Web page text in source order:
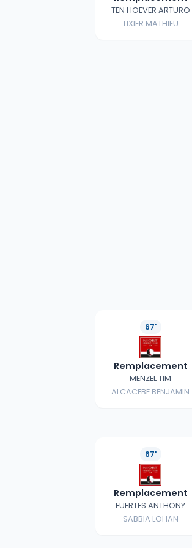
TEN HOEVER ARTURO
TIXIER MATHIEU
67'
Remplacement
MENZEL TIM
ALCACEBE BENJAMIN
67'
Remplacement
FUERTES ANTHONY
SABBIA LOHAN